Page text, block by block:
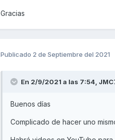
Gracias
Publicado 2 de Septiembre del 2021
En 2/9/2021 a las 7:54,
Buenos días
Complicado de hacer uno